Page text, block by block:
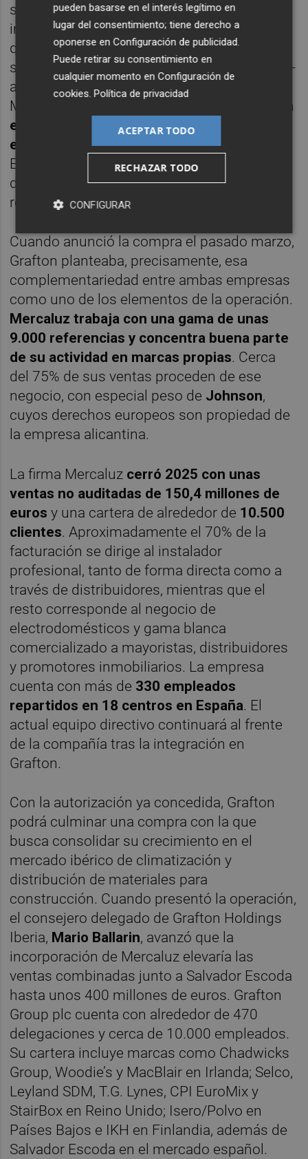
servicios dirigidos al canal profesional de
instaladores y técnicos. El regulador apunta
que ambas compañías coinciden en el
segmento HVAC -climatización y ventilación-
aunque con modelos de negocio distintos.
Mercaluz opera con una
estructura apoyada
en plataformas regionales y un sistema de
entrega directa, mientras que Salvador
Escoda mantiene una red de 95
delegaciones y un catálogo más amplio de
referencias.
Cuando anunció la compra el pasado marzo,
Grafton planteaba, precisamente, esa
complementariedad entre ambas empresas
como uno de los elementos de la operación.
Mercaluz trabaja con una gama de unas
9.000 referencias y concentra buena parte
de su actividad en marcas propias. Cerca
del 75% de sus ventas proceden de ese
negocio, con especial peso de Johnson,
cuyos derechos europeos son propiedad de
la empresa alicantina.
La firma Mercaluz cerró 2025 con unas
ventas no auditadas de 150,4 millones de
euros y una cartera de alrededor de 10.500
clientes. Aproximadamente el 70% de la
facturación se dirige al instalador
profesional, tanto de forma directa como a
través de distribuidores, mientras que el
resto corresponde al negocio de
electrodomésticos y gama blanca
comercializado a mayoristas, distribuidores
y promotores inmobiliarios. La empresa
cuenta con más de 330 empleados
repartidos en 18 centros en España. El
actual equipo directivo continuará al frente
de la compañía tras la integración en
Grafton.
Con la autorización ya concedida, Grafton
podrá culminar una compra con la que
busca consolidar su crecimiento en el
mercado ibérico de climatización y
distribución de materiales para
construcción. Cuando presentó la operación,
el consejero delegado de Grafton Holdings
Iberia, Mario Ballarin, avanzó que la
incorporación de Mercaluz elevaría las
ventas combinadas junto a Salvador Escoda
hasta unos 400 millones de euros. Grafton
Group plc cuenta con alrededor de 470
delegaciones y cerca de 10.000 empleados.
Su cartera incluye marcas como Chadwicks
Group, Woodie’s y MacBlair en Irlanda; Selco,
Leyland SDM, T.G. Lynes, CPI EuroMix y
StairBox en Reino Unido; Isero/Polvo en
Países Bajos e IKH en Finlandia, además de
Salvador Escoda en el mercado español.
pueden basarse en el interés legítimo en
lugar del consentimiento; tiene derecho a
oponerse enConfiguración de publicidad
Puede retirar su consentimiento en
cualquier momento enConfiguración de
cookies .Política de privacidad
ACEPTAR TODO
RECHAZAR TODO
CONFIGURAR